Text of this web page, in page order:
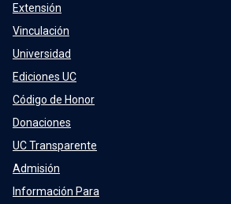
Extensión
Vinculación
Universidad
Ediciones UC
Código de Honor
Donaciones
UC Transparente
Admisión
Información Para